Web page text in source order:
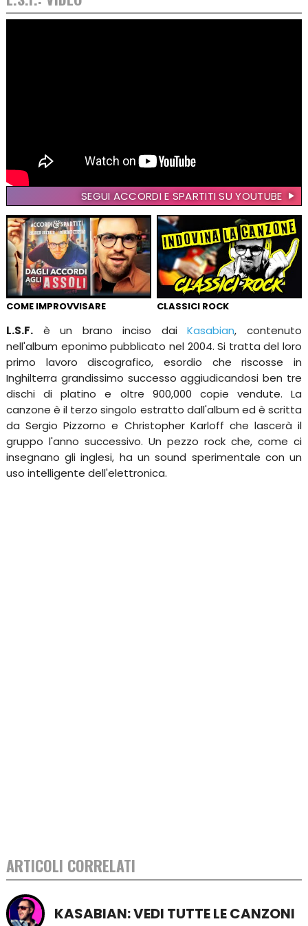
SEGUI ACCORDI E SPARTITI SU YOUTUBE
COME IMPROVVISARE CLASSICI ROCK
L.S.F.è un brano inciso daiKasabian, contenuto
nell'album eponimo pubblicato nel 2004. Si tratta del loro
primo lavoro discografico, esordio che riscosse in
Inghilterra grandissimo successo aggiudicandosi ben tre
dischi di platino e oltre 900,000 copie vendute. La
canzone è il terzo singolo estratto dall'album ed è scritta
da Sergio Pizzorno e Christopher Karloff che lascerà il
gruppo l'anno successivo. Un pezzo rock che, come ci
insegnano gli inglesi, ha un sound sperimentale con un
uso intelligente dell'elettronica.
ARTICOLI CORRELATI
KASABIAN: VEDI TUTTE LE CANZONI